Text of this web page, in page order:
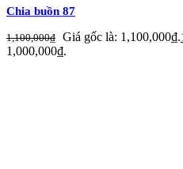
Chia buồn 87
1,100,000₫ Giá gốc là: 1,100,000₫.
1,000,000₫.